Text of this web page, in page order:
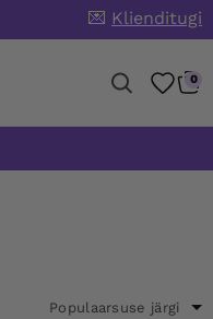
💌 Klienditugi
0